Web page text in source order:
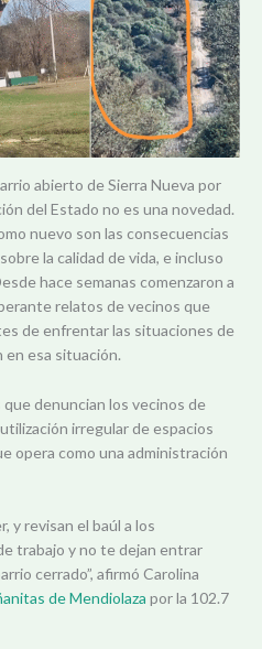
abierto de Sierra Nueva por
del Estado no es una novedad.
nuevo son las consecuencias
la calidad de vida, e incluso
hace semanas comenzaron a
relatos de vecinos que
de enfrentar las situaciones de
esa situación.
denuncian los vecinos de
irregular de espacios
opera como una administración
y revisan el baúl a los
trabajo y no te dejan entrar
cerrado”, afirmó Carolina
de Mendiolaza por la 102.7